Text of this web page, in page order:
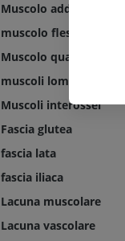
Muscolo adduttore del
muscolo flessore
Muscolo quadrato
muscoli lombricali
Muscoli interossei
Fascia glutea
fascia lata
fascia iliaca
Lacuna muscolare
Lacuna vascolare